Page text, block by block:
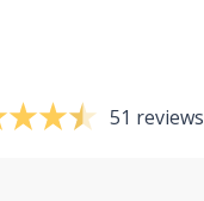
51 reviews